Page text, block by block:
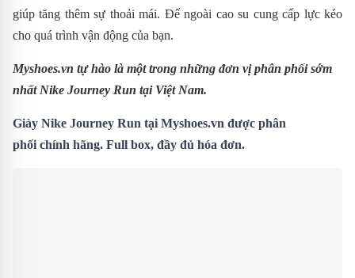
giúp tăng thêm sự thoải mái. Đế ngoài cao su cung cấp lực kéo
cho quá trình vận động của bạn.
Myshoes.vn tự hào là một trong những đơn vị phân phối sớm
nhất Nike Journey Run tại Việt Nam.
Giày Nike Journey Run tại Myshoes.vn được phân
phối chính hãng. Full box, đầy đủ hóa đơn.